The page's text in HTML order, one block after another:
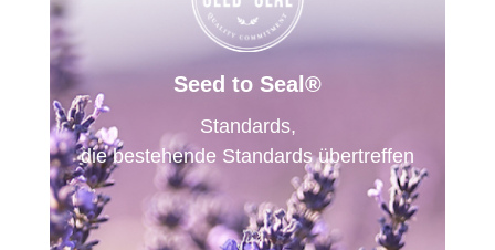
Seed to Seal®
Standards,
die bestehende Standards übertreffen